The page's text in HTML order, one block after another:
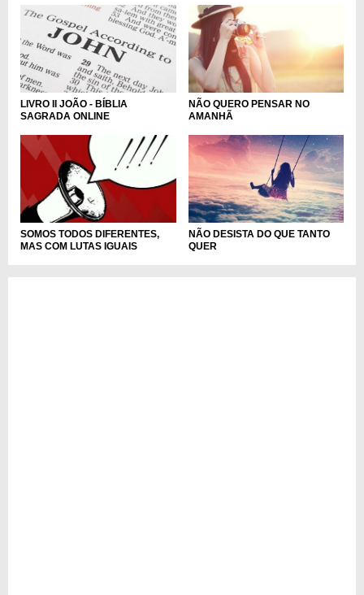
LIVRO II JOÃO - BÍBLIA
SAGRADA ONLINE
NÃO QUERO PENSAR NO
AMANHÃ
SOMOS TODOS DIFERENTES,
MAS COM LUTAS IGUAIS
NÃO DESISTA DO QUE TANTO
QUER